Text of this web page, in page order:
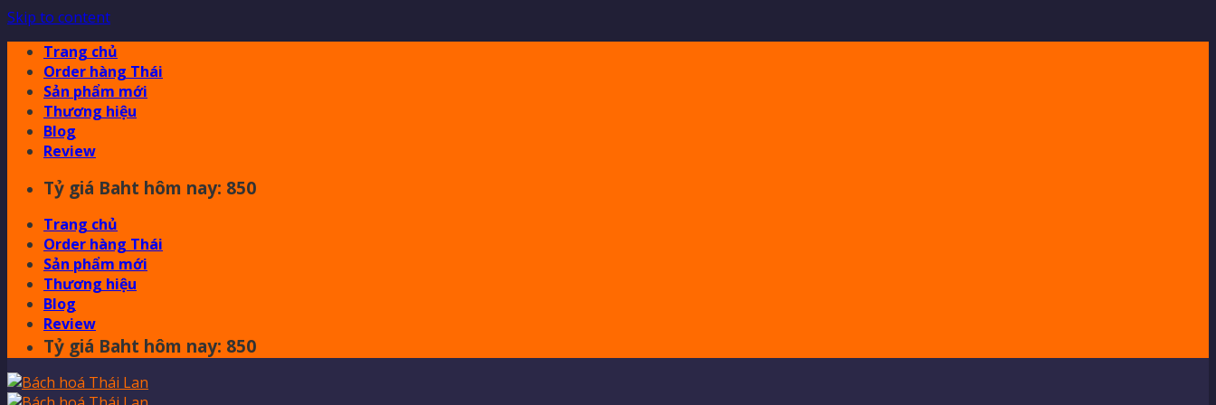
Skip to content
Trang chủ
Order hàng Thái
Sản phẩm mới
Thương hiệu
Blog
Review
Tỷ giá Baht hôm nay: 850
Trang chủ
Order hàng Thái
Sản phẩm mới
Thương hiệu
Blog
Review
Tỷ giá Baht hôm nay: 850